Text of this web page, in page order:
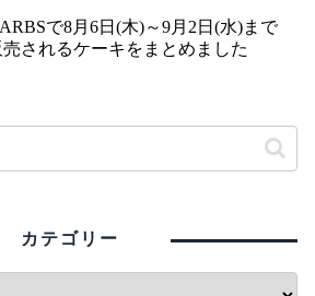
で8月6日(木)～9月2日(水)まで
売されるケーキをまとめました
カテゴリー